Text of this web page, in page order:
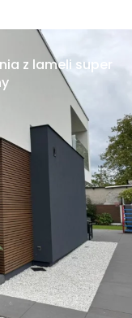
z lameli super